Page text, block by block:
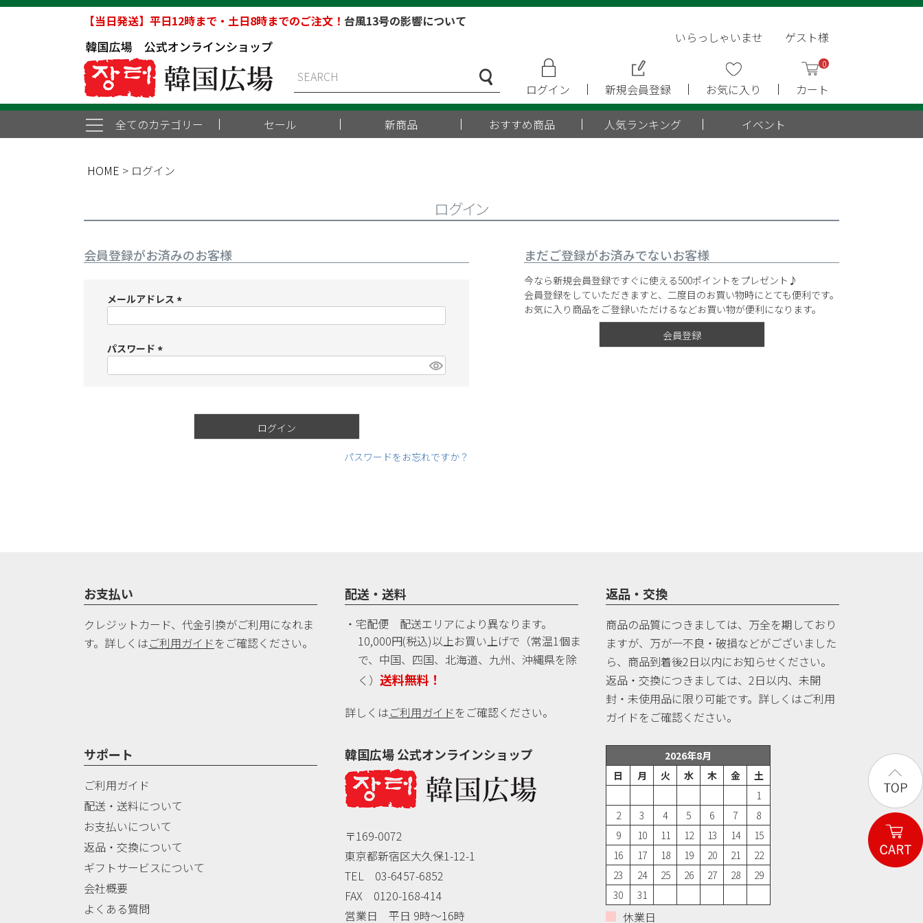
【当日発送】平日12時まで・土日8時までのご注文！ 台風13号の影響について
いらっしゃいませ ゲスト様
ログイン 新規会員登録 お気に入り
0
カート
全てのカテゴリー セール 新商品 おすすめ商品 人気ランキング イベント
HOME ログイン
ログイン
会員登録がお済みのお客様
メールアドレス
)
パスワード
ログイン
パスワードをお忘れですか？
まだご登録がお済みでないお客様
今なら新規会員登録ですぐに使える500ポイントをプレゼント♪
会員登録をしていただきますと、二度目のお買い物時にとても便利です。
お気に入り商品をご登録いただけるなどお買い物が便利になります。
会員登録
お支払い
クレジットカード、代金引換がご利用になれま
す。詳しくはご利用ガイドをご確認ください。
配送・送料
・宅配便 配送エリアにより異なります。
10,000円(税込)以上お買い上げで（常温1個ま
で、中国、四国、北海道、九州、沖縄県を除
く）送料無料！
詳しくはご利用ガイドをご確認ください。
返品・交換
商品の品質につきましては、万全を期しており
ますが、万が一不良・破損などがございました
ら、商品到着後2日以内にお知らせください。
返品・交換につきましては、2日以内、未開
封・未使用品に限り可能です。詳しくはご利用
ガイドをご確認ください。
サポート
ご利用ガイド
配送・送料について
お支払いについて
返品・交換について
ギフトサービスについて
会社概要
よくある質問
韓国広場 公式オンラインショップ
〒169-0072
東京都新宿区大久保1-12-1
TEL 03-6457-6852
FAX 0120-168-414
営業日 平日 9時～16時
2026年8月
日
月 火 水 木 金
土
1
2
3 4 5 6 7
8
9
10 11 12 13 14
15
16
17 18 19 20 21
22
23
24 25 26 27 28
29
30
31
休業日